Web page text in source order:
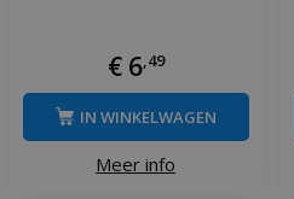
€ 6 49
Meer info
IN WINKELWAGEN